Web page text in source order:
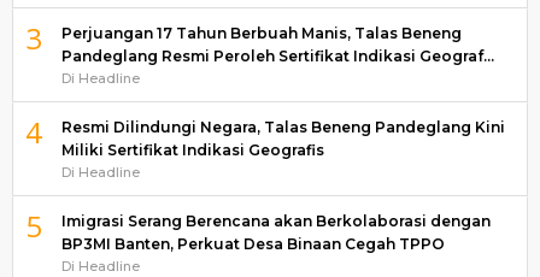
3
Perjuangan 17 Tahun Berbuah Manis, Talas Beneng
Pandeglang Resmi Peroleh Sertifikat Indikasi Geograf…
Di Headline
4
Resmi Dilindungi Negara, Talas Beneng Pandeglang Kini
Miliki Sertifikat Indikasi Geografis
Di Headline
5
Imigrasi Serang Berencana akan Berkolaborasi dengan
BP3MI Banten, Perkuat Desa Binaan Cegah TPPO
Di Headline